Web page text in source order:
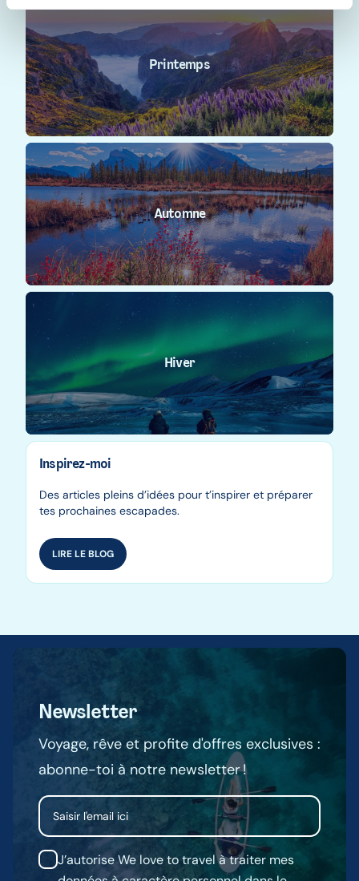
Printemps
Automne
Hiver
Inspirez-moi
Des articles pleins d’idées pour t’inspirer et préparer
tes prochaines escapades.
LIRE LE BLOG
Newsletter
Voyage, rêve et profite d'offres exclusives :
abonne-toi à notre newsletter !
Email
J’autorise We love to travel à traiter mes